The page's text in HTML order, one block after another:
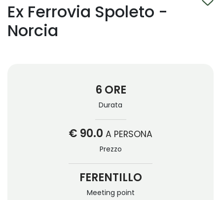
Ex Ferrovia Spoleto -
Norcia
6 ORE
Durata
€ 90.0 A PERSONA
Prezzo
FERENTILLO
Meeting point